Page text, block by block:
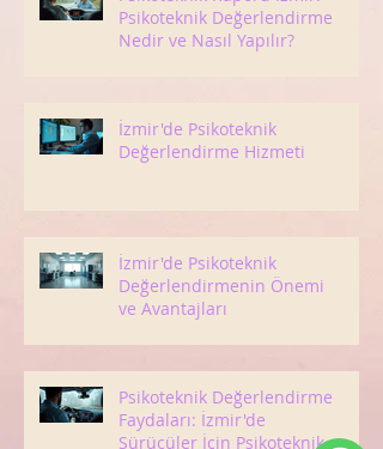
Psikoteknik Değerlendirme
Nedir ve Nasıl Yapılır?
İzmir'de Psikoteknik
Değerlendirme Hizmeti
İzmir'de Psikoteknik
Değerlendirmenin Önemi
ve Avantajları
Psikoteknik Değerlendirme
Faydaları: İzmir'de
Sürücüler İçin Psikoteknik